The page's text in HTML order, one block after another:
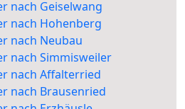
nach Geiselwang
nach Hohenberg
nach Neubau
nach Simmisweiler
nach Affalterried
nach Brausenried